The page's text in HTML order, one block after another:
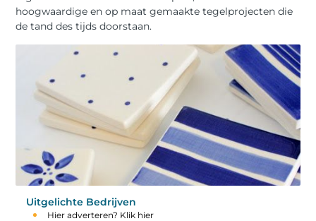
hoogwaardige en op maat gemaakte tegelprojecten die
de tand des tijds doorstaan.
Uitgelichte Bedrijven
Hier adverteren? Klik hier